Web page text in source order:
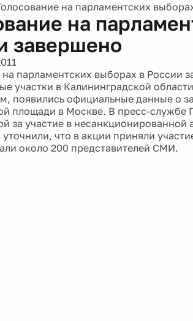
на парламентских
на
завершено
на парламентских выборах в России
участки в Калининградской
появились официальные данные о
площади в Москве. В пресс-службе
за участие в
уточнили, что в акции приняли
около 200 представителей СМИ.